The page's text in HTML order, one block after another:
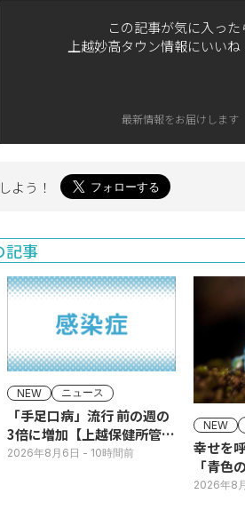
この記事が気に入った
上越妙高タウン情報にいいね
最新情報をお届けします
よう！
記事
NEW ニュース
「手足口病」流行 前の週の
3倍に増加【上越保健所管
内】
2026年8月6日 - 10時間前
NEW
幸せを
「青色
展示
2026年8